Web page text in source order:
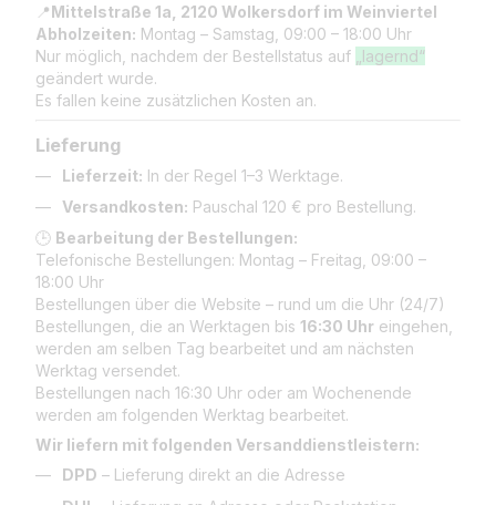
📍Mittelstraße 1a, 2120 Wolkersdorf im Weinviertel
Abholzeiten: Montag – Samstag, 09:00 – 18:00 Uhr
Nur möglich, nachdem der Bestellstatus auf
„lagernd“
geändert wurde.
Es fallen keine zusätzlichen Kosten an.
Lieferung
Lieferzeit: In der Regel 1–3 Werktage.
Versandkosten: Pauschal 120 € pro Bestellung.
🕒 Bearbeitung der Bestellungen:
Telefonische Bestellungen: Montag – Freitag, 09:00 –
18:00 Uhr
Bestellungen über die Website – rund um die Uhr (24/7)
Bestellungen, die an Werktagen bis 16:30 Uhr eingehen,
werden am selben Tag bearbeitet und am nächsten
Werktag versendet.
Bestellungen nach 16:30 Uhr oder am Wochenende
werden am folgenden Werktag bearbeitet.
Wir liefern mit folgenden Versanddienstleistern:
DPD – Lieferung direkt an die Adresse